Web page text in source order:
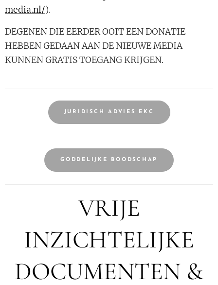
media.nl/).
DEGENEN DIE EERDER OOIT EEN DONATIE
HEBBEN GEDAAN AAN DE NIEUWE MEDIA
KUNNEN GRATIS TOEGANG KRIJGEN.
JURIDISCH ADVIES EKC
GODDELIJKE BOODSCHAP
VRIJE
INZICHTELIJKE
DOCUMENTEN &